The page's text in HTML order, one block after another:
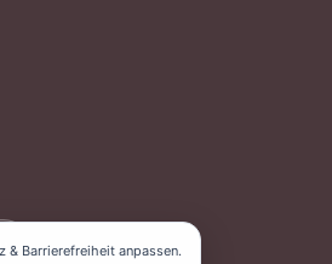
& Barrierefreiheit anpassen.